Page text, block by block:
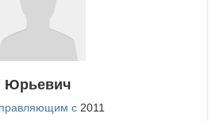
Юрьевич
с 2011